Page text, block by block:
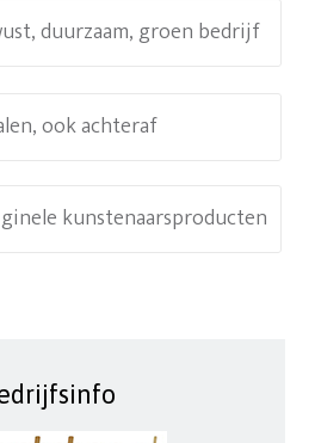
duurzaam, groen bedrijf
ook achteraf
kunstenaarsproducten